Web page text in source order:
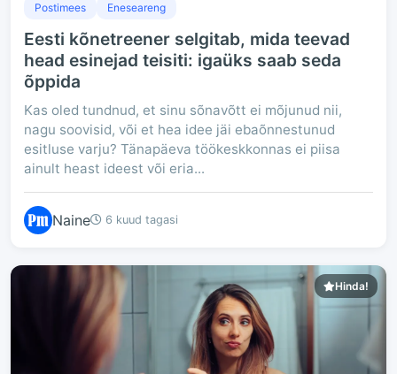
Postimees Eneseareng
Eesti kõnetreener selgitab, mida teevad
head esinejad teisiti: igaüks saab seda
õppida
Kas oled tundnud, et sinu sõnavõtt ei mõjunud nii,
nagu soovisid, või et hea idee jäi ebaõnnestunud
esitluse varju? Tänapäeva töökeskkonnas ei piisa
ainult heast ideest või eria...
Naine 6 kuud tagasi
Hinda!